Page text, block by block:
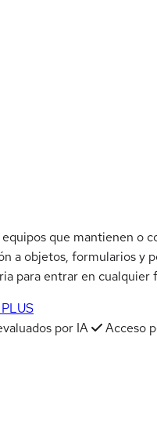
que mantienen o
a objetos, formularios y
para entrar en
por IA Acceso